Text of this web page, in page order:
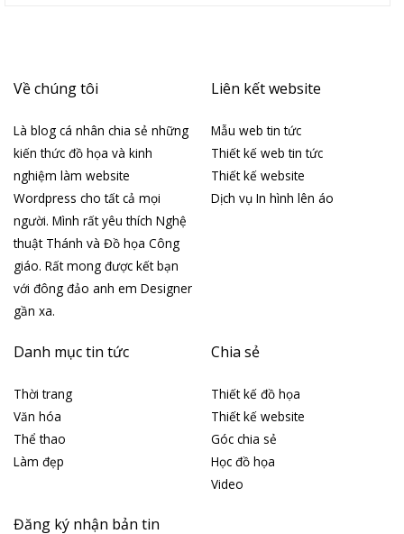
Về chúng tôi
Là blog cá nhân chia sẻ những
kiến thức đồ họa và kinh
nghiệm làm website
Wordpress cho tất cả mọi
người. Mình rất yêu thích Nghệ
thuật Thánh và Đồ họa Công
giáo. Rất mong được kết bạn
với đông đảo anh em Designer
gần xa.
Liên kết website
Mẫu web tin tức
Thiết kế web tin tức
Thiết kế website
Dịch vụ In hình lên áo
Danh mục tin tức
Thời trang
Văn hóa
Thể thao
Làm đẹp
Chia sẻ
Thiết kế đồ họa
Thiết kế website
Góc chia sẻ
Học đồ họa
Video
Đăng ký nhận bản tin